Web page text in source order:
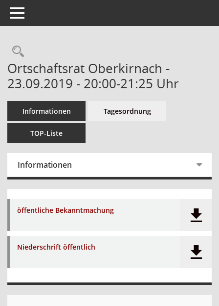
Toggle navigation
Ortschaftsrat Oberkirnach -
23.09.2019 - 20:00-21:25 Uhr
Informationen Tagesordnung
TOP-Liste
Informationen
öffentliche Bekanntmachung
Niederschrift öffentlich